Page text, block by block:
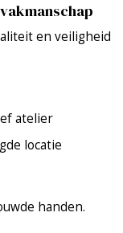
en veiligheid
atelier
locatie
handen.